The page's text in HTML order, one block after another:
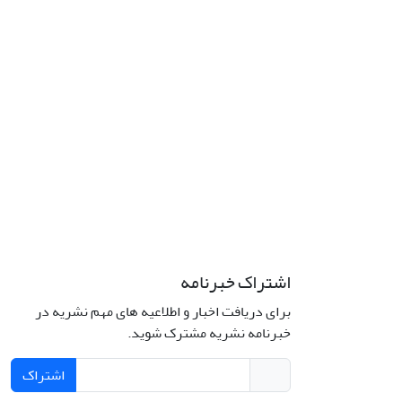
اشتراک خبرنامه
برای دریافت اخبار و اطلاعیه های مهم نشریه در
خبرنامه نشریه مشترک شوید.
اشتراک